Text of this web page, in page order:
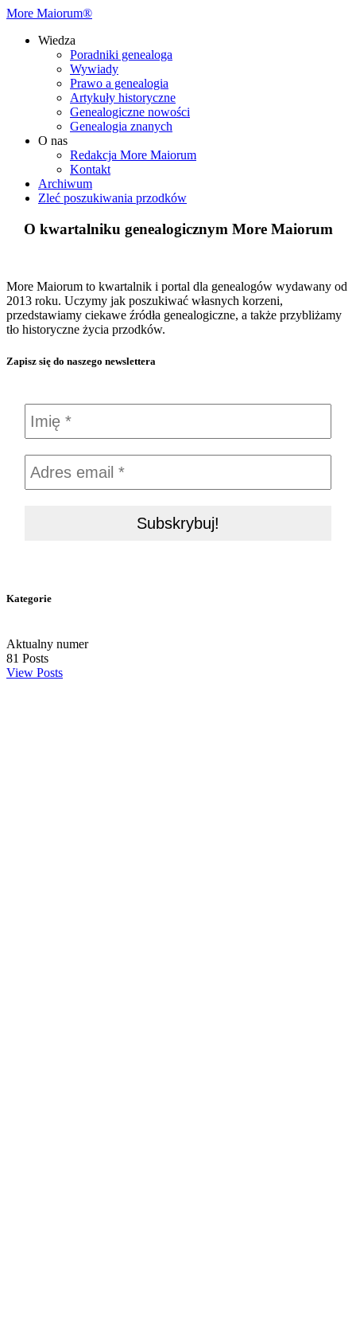
More Maiorum®
Wiedza
Poradniki genealoga
Wywiady
Prawo a genealogia
Artykuły historyczne
Genealogiczne nowości
Genealogia znanych
O nas
Redakcja More Maiorum
Kontakt
Archiwum
Zleć poszukiwania przodków
O kwartalniku genealogicznym More Maiorum
More Maiorum to kwartalnik i portal dla genealogów wydawany od
2013 roku. Uczymy jak poszukiwać własnych korzeni,
przedstawiamy ciekawe źródła genealogiczne, a także przybliżamy
tło historyczne życia przodków.
Zapisz się do naszego newslettera
Kategorie
Aktualny numer
81 Posts
View Posts